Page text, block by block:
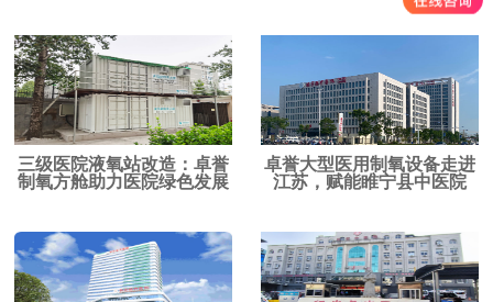
三级医院液氧站改造：卓誉
制氧方舱助力医院绿色发展
卓誉大型医用制氧设备走进
江苏，赋能睢宁县中医院